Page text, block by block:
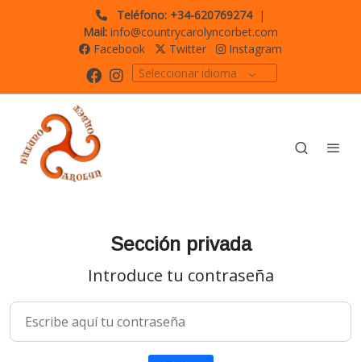
Teléfono: +34-620769274|
Mail: info@countrycarolyncorbet.com
Facebook
Twitter
Instagram
Seleccionar idioma
Sección privada
Introduce tu contraseña